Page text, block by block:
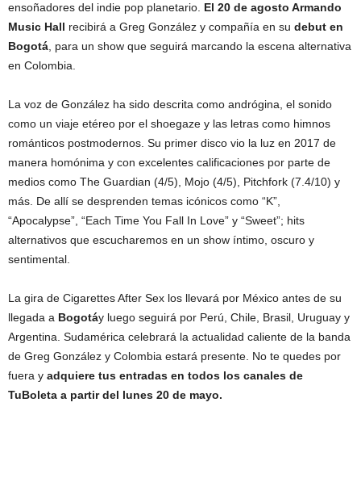
ensoñadores del indie pop planetario. El 20 de agosto Armando
Music Hall recibirá a Greg González y compañía en su debut en
Bogotá , para un show que seguirá marcando la escena alternativa
en Colombia.
La voz de González ha sido descrita como andrógina, el sonido
como un viaje etéreo por el shoegaze y las letras como himnos
románticos postmodernos. Su primer disco vio la luz en 2017 de
manera homónima y con excelentes calificaciones por parte de
medios como The Guardian (4/5), Mojo (4/5), Pitchfork (7.4/10) y
más. De allí se desprenden temas icónicos como “K”,
“Apocalypse”, “Each Time You Fall In Love” y “Sweet”; hits
alternativos que escucharemos en un show íntimo, oscuro y
sentimental.
La gira de Cigarettes After Sex los llevará por México antes de su
llegada a Bogotáy luego seguirá por Perú, Chile, Brasil, Uruguay y
Argentina. Sudamérica celebrará la actualidad caliente de la banda
de Greg González y Colombia estará presente. No te quedes por
fuera y adquiere tus entradas en todos los canales de
TuBoleta a partir del lunes 20 de mayo.